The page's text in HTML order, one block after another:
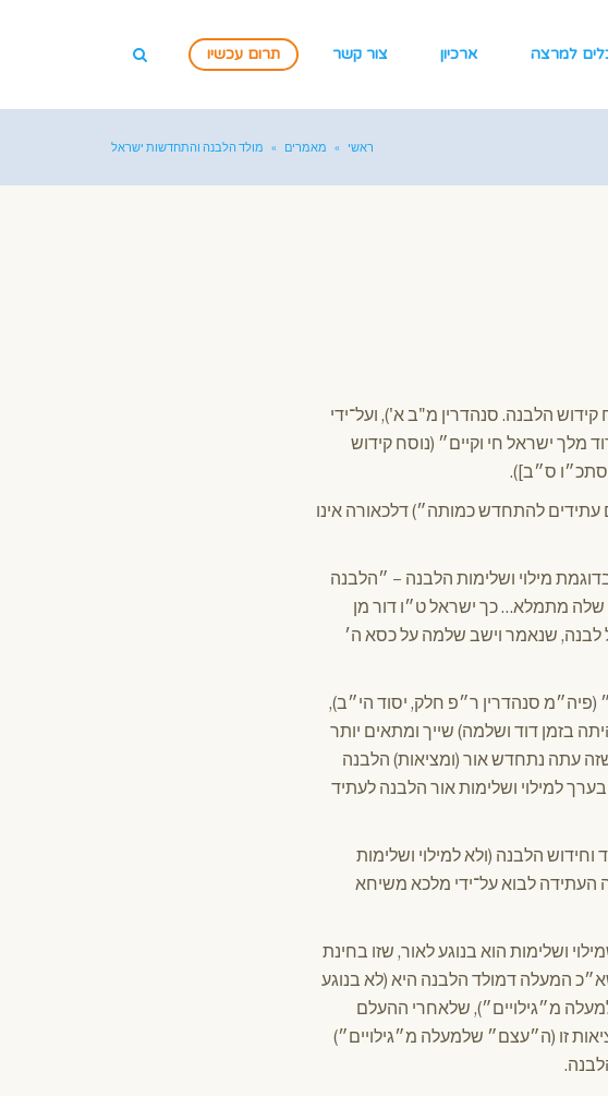
למרצה ארכיון צור קשר תרום עכשיו
ראשי » מאמרים » מולד הלבנה והתחדשות ישראל
הלבנה. סנהדרין מ"ב א'), ועל־ידי
מלך ישראל חי וקיים״ (נוסח קידוש
ס״ב]).
עתידים להתחדש כמותה״) דלכאורה אינו
מילוי ושלימות הלבנה – ״הלבנה
שלה מתמלא… כך ישראל ט״ו דור מן
שנאמר וישב שלמה על כסא ה׳
(פיה״מ סנהדרין ר״פ חלק, יסוד הי״ב),
בזמן דוד ושלמה) שייך ומתאים יותר
עתה נתחדש אור (ומציאות) הלבנה
למילוי ושלימות אור הלבנה לעתיד
הלבנה (ולא למילוי ושלימות
העתידה לבוא על־ידי מלכא משיחא
ושלימות הוא בנוגע לאור, שזו בחינת
המעלה דמולד הלבנה היא (לא בנוגע
מ״גילויים״), שלאחרי ההעלם
זו (ה״עצם״ שלמעלה מ״גילויים״)